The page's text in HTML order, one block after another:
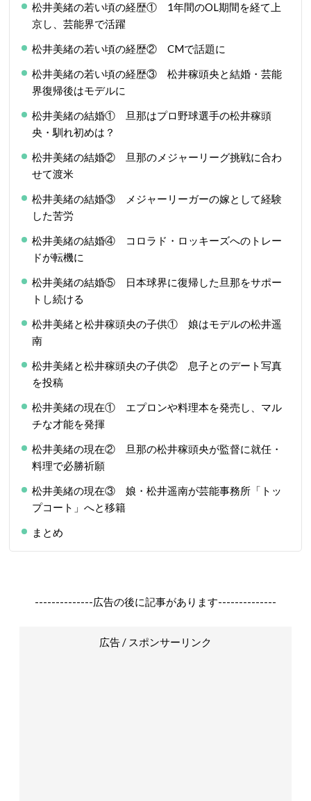
松井美緒の若い頃の経歴① 1年間のOL期間を経て上
京し、芸能界で活躍
松井美緒の若い頃の経歴② CMで話題に
松井美緒の若い頃の経歴③ 松井稼頭央と結婚・芸能
界復帰後はモデルに
松井美緒の結婚① 旦那はプロ野球選手の松井稼頭
央・馴れ初めは？
松井美緒の結婚② 旦那のメジャーリーグ挑戦に合わ
せて渡米
松井美緒の結婚③ メジャーリーガーの嫁として経験
した苦労
松井美緒の結婚④ コロラド・ロッキーズへのトレー
ドが転機に
松井美緒の結婚⑤ 日本球界に復帰した旦那をサポー
トし続ける
松井美緒と松井稼頭央の子供① 娘はモデルの松井遥
南
松井美緒と松井稼頭央の子供② 息子とのデート写真
を投稿
松井美緒の現在① エプロンや料理本を発売し、マル
チな才能を発揮
松井美緒の現在② 旦那の松井稼頭央が監督に就任・
料理で必勝祈願
松井美緒の現在③ 娘・松井遥南が芸能事務所「トッ
プコート」へと移籍
まとめ
--------------広告の後に記事があります--------------
広告 / スポンサーリンク